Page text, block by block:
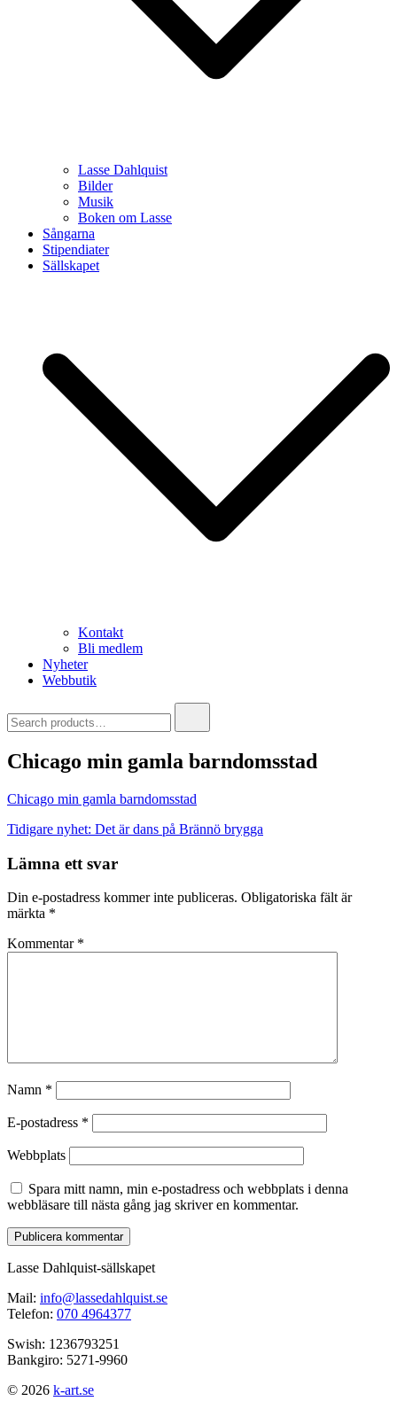
Lasse Dahlquist
Bilder
Musik
Boken om Lasse
Sångarna
Stipendiater
Sällskapet
Kontakt
Bli medlem
Nyheter
Webbutik
for:
Chicago min gamla barndomsstad
Chicago min gamla barndomsstad
Inläggsnavigering
Tidigare nyhet: Det är dans på Brännö brygga
Lämna ett svar
Din e-postadress kommer inte publiceras. Obligatoriska fält är
märkta *
Kommentar *
Namn *
E-postadress *
Webbplats
Spara mitt namn, min e-postadress och webbplats i denna
webbläsare till nästa gång jag skriver en kommentar.
Lasse Dahlquist-sällskapet
Mail: info@lassedahlquist.se
Telefon: 070 4964377
Swish: 1236793251
Bankgiro: 5271-9960
© 2026 k-art.se